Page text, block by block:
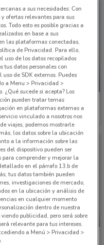
PRÓXIMAMENTE
Cklass
Inicio 01/09 10.4 km
PRÓXIMAMENTE
a sus necesidades: Con
ofertas relevantes para sus
Todo esto es posible gracias a
en base a sus
las plataformas conectadas,
de Privacidad. Para ello,
uso de los datos recopilados
tus datos personales con
de SDK externos. Puedes
a Menu > Privacidad >
¿Qué sucede si acepta? Los
pueden tratar temas
en plataformas externas a
vinculado a nosotros nos
viajes, podemos mostrarle
los datos sobre la ubicación
a la información sobre las
del dispositivo pueden ser
para comprender y mejorar la
en el párrafo 13.b de
tus datos también pueden
investigaciones de mercado,
en la ubicación y análisis de
en cualquier momento
dentro de nuestra
publicidad, pero será sobre
relevante para tus intereses.
a Menú > Privacidad >